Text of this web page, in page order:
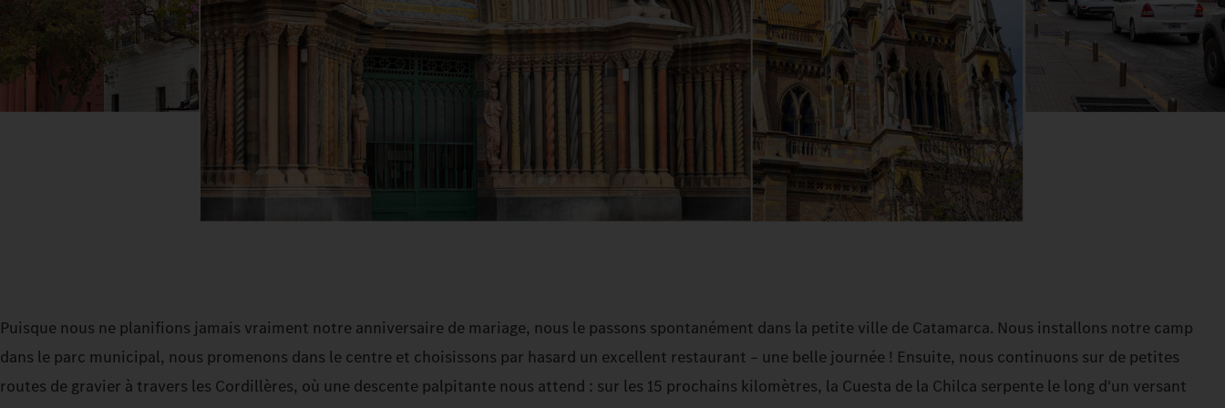
Puisque nous ne planifions jamais vraiment notre anniversaire de mariage, nous le passons spontanément dans la petite ville de Catamarca. Nous installons notre camp
dans le parc municipal, nous promenons dans le centre et choisissons par hasard un excellent restaurant – une belle journée ! Ensuite, nous continuons sur de petites
routes de gravier à travers les Cordillères, où une descente palpitante nous attend : sur les 15 prochains kilomètres, la Cuesta de la Chilca serpente le long d'un versant